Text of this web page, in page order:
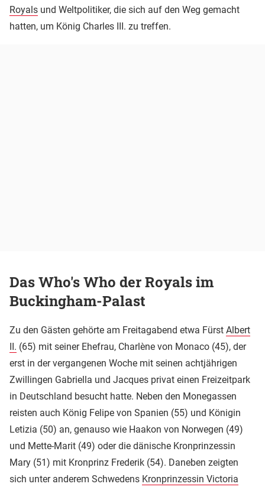
Royals und Weltpolitiker, die sich auf den Weg gemacht
hatten, um König Charles III. zu treffen.
Das Who's Who der Royals im
Buckingham-Palast
Zu den Gästen gehörte am Freitagabend etwa Fürst Albert
II. (65) mit seiner Ehefrau, Charlène von Monaco (45), der
erst in der vergangenen Woche mit seinen achtjährigen
Zwillingen Gabriella und Jacques privat einen Freizeitpark
in Deutschland besucht hatte. Neben den Monegassen
reisten auch König Felipe von Spanien (55) und Königin
Letizia (50) an, genauso wie Haakon von Norwegen (49)
und Mette-Marit (49) oder die dänische Kronprinzessin
Mary (51) mit Kronprinz Frederik (54). Daneben zeigten
sich unter anderem Schwedens Kronprinzessin Victoria